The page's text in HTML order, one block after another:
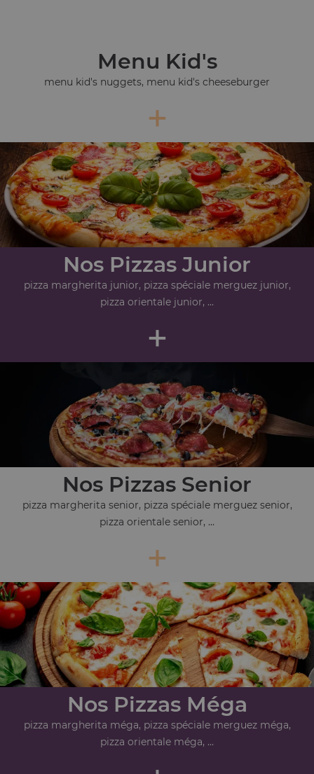
Menu Kid's
menu kid's nuggets, menu kid's cheeseburger
+
Nos Pizzas Junior
pizza margherita junior, pizza spéciale merguez junior,
pizza orientale junior, ...
+
Nos Pizzas Senior
pizza margherita senior, pizza spéciale merguez senior,
pizza orientale senior, ...
+
Nos Pizzas Méga
pizza margherita méga, pizza spéciale merguez méga,
pizza orientale méga, ...